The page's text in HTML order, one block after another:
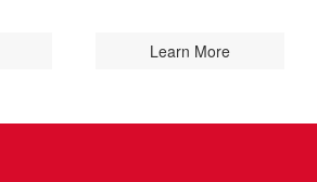
Learn More